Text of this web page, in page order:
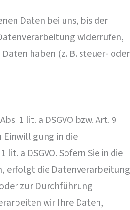
Daten bei uns, bis der
widerrufen,
haben (z. B. steuer- oder
1 lit. a DSGVO bzw. Art. 9
Einwilligung in die
a DSGVO. Sofern Sie in die
erfolgt die Datenverarbeitung
zur Durchführung
wir Ihre Daten,